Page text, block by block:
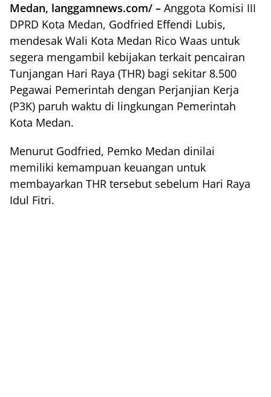
Medan, langgamnews.com/ – Anggota Komisi III
DPRD Kota Medan, Godfried Effendi Lubis,
mendesak Wali Kota Medan Rico Waas untuk
segera mengambil kebijakan terkait pencairan
Tunjangan Hari Raya (THR) bagi sekitar 8.500
Pegawai Pemerintah dengan Perjanjian Kerja
(P3K) paruh waktu di lingkungan Pemerintah
Kota Medan.
Menurut Godfried, Pemko Medan dinilai
memiliki kemampuan keuangan untuk
membayarkan THR tersebut sebelum Hari Raya
Idul Fitri.